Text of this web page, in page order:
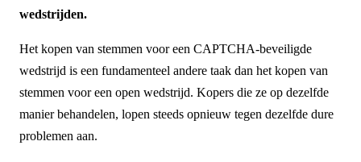
wedstrijden.
Het kopen van stemmen voor een CAPTCHA-beveiligde
wedstrijd is een fundamenteel andere taak dan het kopen van
stemmen voor een open wedstrijd. Kopers die ze op dezelfde
manier behandelen, lopen steeds opnieuw tegen dezelfde dure
problemen aan.